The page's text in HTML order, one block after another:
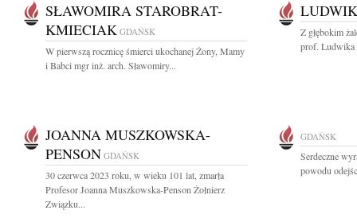
SŁAWOMIRA STAROBRAT-
KMIECIAK GDAŃSK
W pierwszą rocznicę śmierci ukochanej Żony, Mamy
i Babci mgr inż. arch. Sławomiry...
Z głębokim
prof. Ludwika
JOANNA MUSZKOWSKA-
PENSON GDAŃSK
30 czerwca 2023 roku, w wieku 101 lat, zmarła
Profesor Joanna Muszkowska-Penson Żołnierz
Związku...
GDAŃSK
Serdeczne
powodu